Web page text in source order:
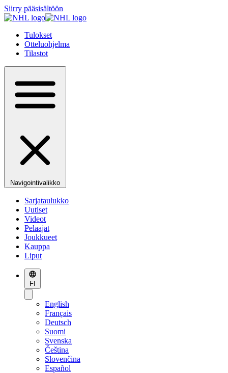
Siirry pääsisältöön
Tulokset
Otteluohjelma
Tilastot
Navigointivalikko
Sarjataulukko
Uutiset
Videot
Pelaajat
Joukkueet
Kauppa
Liput
FI
English
Français
Deutsch
Suomi
Svenska
Čeština
Slovenčina
Español